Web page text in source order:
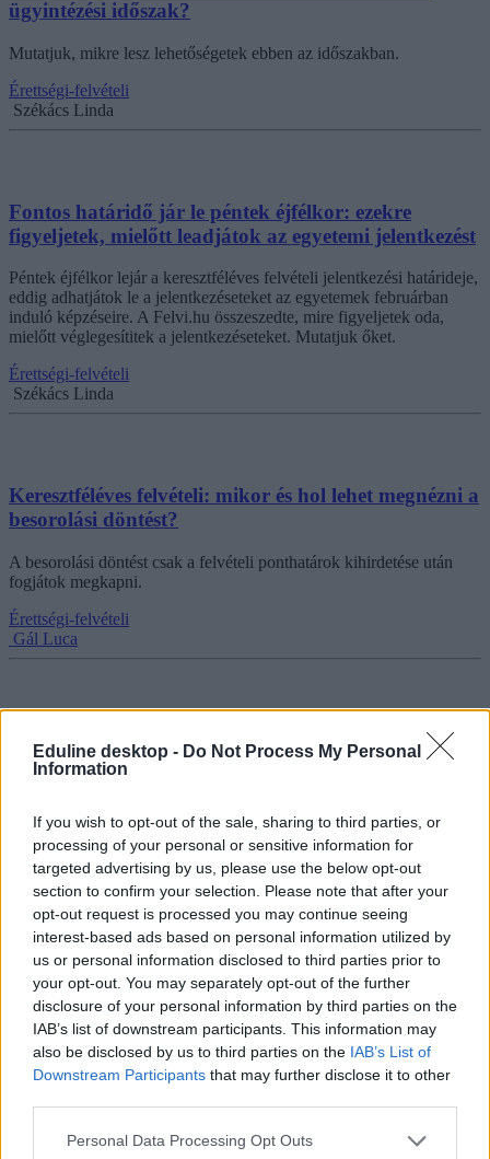
Eduline desktop - Do Not Process My Personal
Information
If you wish to opt-out of the sale, sharing to third parties, or
processing of your personal or sensitive information for
targeted advertising by us, please use the below opt-out
section to confirm your selection. Please note that after your
opt-out request is processed you may continue seeing
interest-based ads based on personal information utilized by
us or personal information disclosed to third parties prior to
your opt-out. You may separately opt-out of the further
disclosure of your personal information by third parties on the
IAB’s list of downstream participants. This information may
also be disclosed by us to third parties on the IAB’s List of
Downstream Participants that may further disclose it to other
Personal Data Processing Opt Outs
ügyintézési időszak?
Mutatjuk, mikre lesz lehetőségetek ebben az időszakban.
Érettségi-felvételi
Székács Linda
Fontos határidő jár le péntek éjfélkor: ezekre
figyeljetek, mielőtt leadjátok az egyetemi jelentkezést
Péntek éjfélkor lejár a keresztféléves felvételi jelentkezési határideje,
eddig adhatjátok le a jelentkezéseteket az egyetemek februárban
induló képzéseire. A Felvi.hu összeszedte, mire figyeljetek oda,
mielőtt véglegesítitek a jelentkezéseteket. Mutatjuk őket.
Érettségi-felvételi
Székács Linda
Keresztféléves felvételi: mikor és hol lehet megnézni a
besorolási döntést?
A besorolási döntést csak a felvételi ponthatárok kihirdetése után
fogjátok megkapni.
Érettségi-felvételi
Gál Luca
Keresztféléves felvételi: mesterképzésen is jár
pluszpont a nyelvvizsgáért?
képzésekre. Megnéztük hol és mennyi pontot kaphattok a
nyelvvizsgáért, ha mesterre jelentkeztek.
Felsőoktatás
Gál Luca
A héten lejár a keresztféléves felvételi jelentkezési
határideje
Már csak néhány napotok maradt, hogy jelentkezzetek.
Érettségi-felvételi